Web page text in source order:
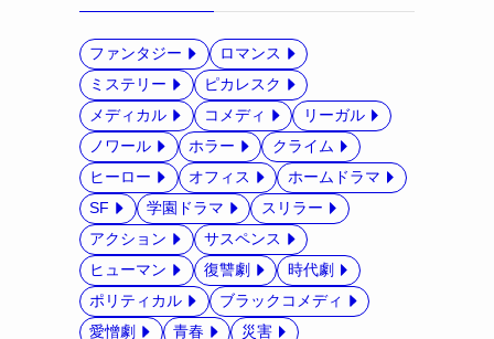
ファンタジー
ロマンス
ミステリー
ピカレスク
メディカル
コメディ
リーガル
ノワール
ホラー
クライム
ヒーロー
オフィス
ホームドラマ
SF
学園ドラマ
スリラー
アクション
サスペンス
ヒューマン
復讐劇
時代劇
ポリティカル
ブラックコメディ
愛憎劇
青春 災害